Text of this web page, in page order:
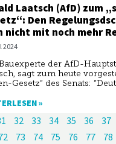
Laatsch (AfD) zum
Den
nicht mit noch mehr
2024
der AfD-
sagt zum heute
Gesetz“ des Senats:
»
32 33 34 35 36 37
73 74 75 76 77 78